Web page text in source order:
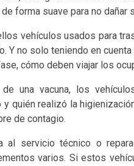
forma suave para no dañar
vehículos usados para
Y no solo teniendo en
cómo deben viajar los
una vacuna, los
y quién realizó la
de contagio.
al servicio técnico o
varios. Si estos